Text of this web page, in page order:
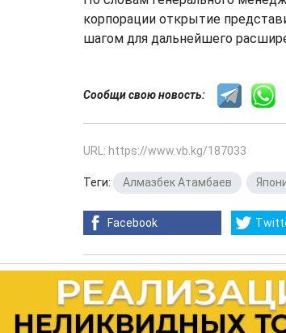
корпорации открытие
шагом для дальнейшего
Сообщи свою новость:
URL: https://www.vb.kg/187033
Теги: Алмазбек Атамбаев
Facebook